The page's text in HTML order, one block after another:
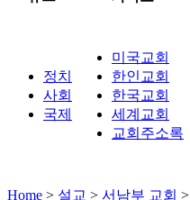
정치
사회
국제
미국교회
한인교회
한국교회
세계교회
교회주소록
Home > 설교 > 서남부 교회 >